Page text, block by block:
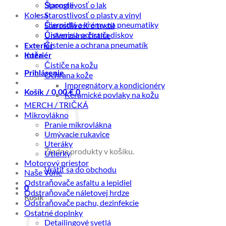
Starostlivosť o lak
Starostlivosť o plasty a vinyl
Starostlivosť o textil
Univerzálne čističe
Exteriér
Interiér
Prihlásenie
Košík / 0,00€ 0
Žiadne produkty v košíku.
Vrátiť sa do obchodu
0
Košík
Špongie
Kolesá
Čiernidlá a krémy na pneumatiky
Čistenie a ochrana diskov
Čistenie a ochrana pneumatík
Koža
Čističe na kožu
Ochrana kože
Impregnátory a kondicionéry
Keramické povlaky na kožu
MERCH / TRIČKÁ
Mikrovlákno
Pranie mikrovlákna
Umývacie rukavice
Uteráky
Utierky
Motorový priestor
Naše Vône
Odstraňovače asfaltu a lepidiel
Odstraňovače náletovej hrdze
Odstraňovače pachu, dezinfekcie
Ostatné doplnky
Detailingové svetlá